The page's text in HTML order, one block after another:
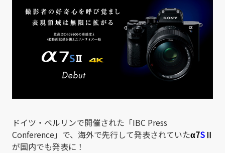
ドイツ・ベルリンで開催された「IBC Press
Conference」で、海外で先行して発表されていたα7SⅡ
が国内でも発表に！